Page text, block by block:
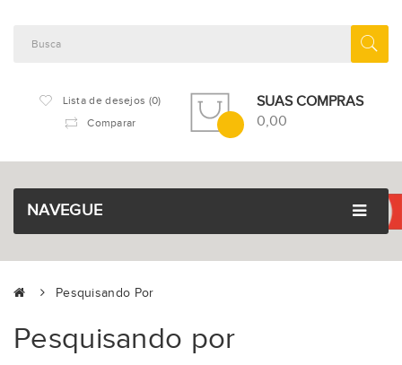
Lista de desejos (0)
Comparar
SUAS COMPRAS
0,00
NAVEGUE
Pesquisando Por
Pesquisando por